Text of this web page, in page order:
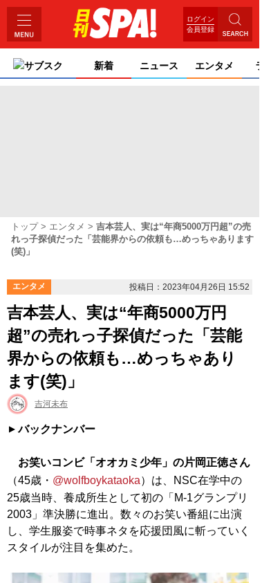
ログイン
会員登録
サブスク 新着 ニュース エンタメ
トップ エンタメ
吉本芸人、実は“年商5000万円超”の売
れっ子探偵だった「芸能界からの依頼も…めっちゃあります
(笑)」
エンタメ 投稿日：2023年04月26日 15:52
吉本芸人、実は“年商5000万円
超”の売れっ子探偵だった「芸能
界からの依頼も…めっちゃあり
ます(笑)」
吉河未布
バックナンバー
お笑いコンビ「オオカミ少年」の片岡正徳さん
（45歳・ @wolfboykataoka）は、NSC在学中の
25歳当時、養成所生として初の「M-1グランプリ
2003」準決勝に進出。数々のお笑い番組に出演
し、学生服姿で時事ネタを応援団風に斬っていく
スタイルが注目を集めた。